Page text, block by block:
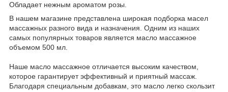
Обладает нежным ароматом розы.
В нашем магазине представлена широкая подборка масел
массажных разного вида и назначения. Одним из наших
самых популярных товаров является масло массажное
объемом 500 мл.
Наше масло массажное отличается высоким качеством,
которое гарантирует эффективный и приятный массаж.
Благодаря специальным добавкам, это масло легко скользит